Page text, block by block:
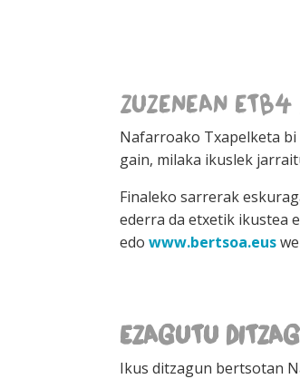
ZUZENEAN ETB4
Nafarroako Txapelketa
gain, milaka ikuslek
Finaleko sarrerak
ederra da etxetik ikustea
edo www.bertsoa.eus
EZAGUTU
Ikus ditzagun bertsotan